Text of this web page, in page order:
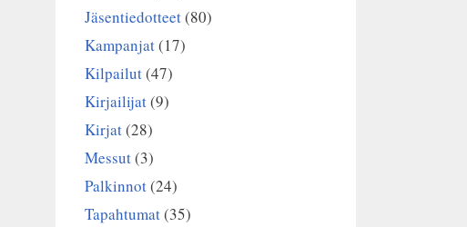
Jäsentiedotteet(80)
Kampanjat(17)
Kilpailut(47)
Kirjailijat(9)
Kirjat(28)
Messut(3)
Palkinnot(24)
Tapahtumat(35)